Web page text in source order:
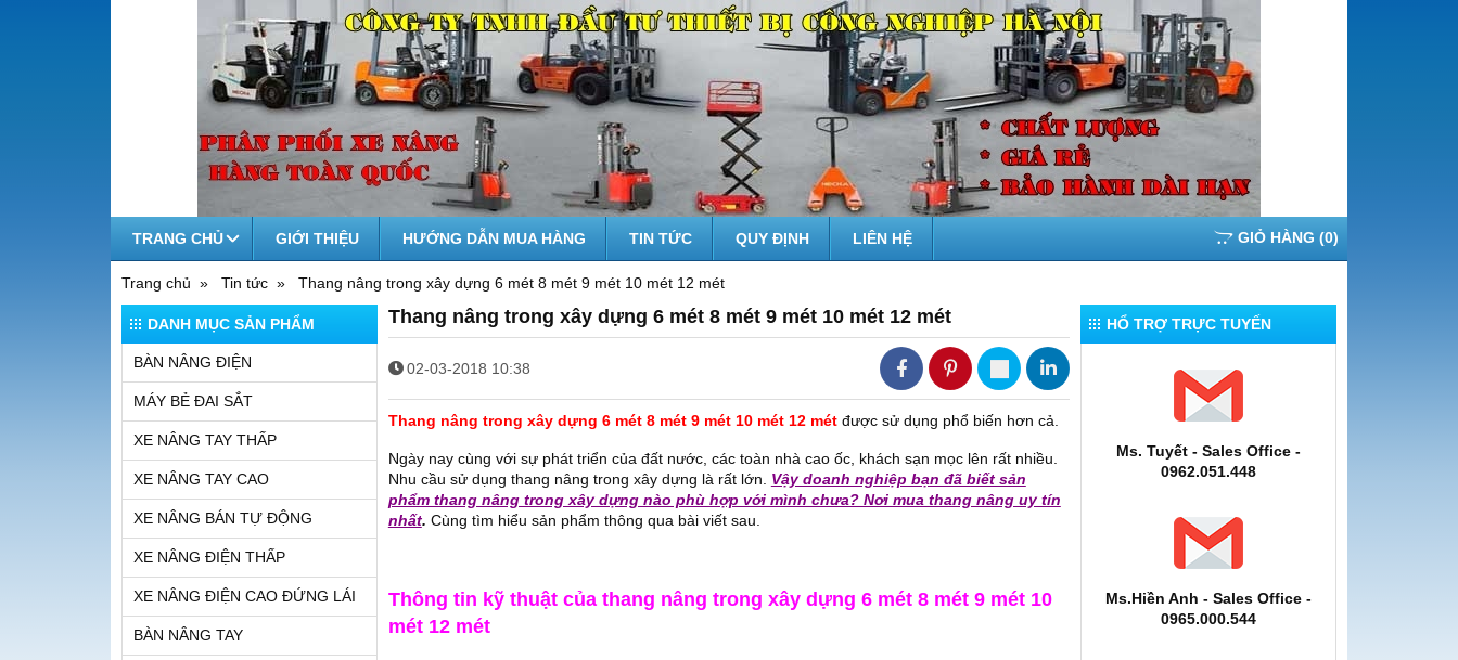
TRANG CHỦ GIỚI THIỆU HƯỚNG DẪN MUA HÀNG TIN TỨC QUY ĐỊNH LIÊN HỆ GIỎ HÀNG (0)
Trang chủ Tin tức Thang nâng trong xây dựng 6 mét 8 mét 9 mét 10 mét 12 mét
DANH MỤC SẢN PHẨM
BÀN NÂNG ĐIỆN
MÁY BẺ ĐAI SẮT
XE NÂNG TAY THẤP
XE NÂNG TAY CAO
XE NÂNG BÁN TỰ ĐỘNG
XE NÂNG ĐIỆN THẤP
XE NÂNG ĐIỆN CAO ĐỨNG LÁI
BÀN NÂNG TAY
Thang nâng trong xây dựng 6 mét 8 mét 9 mét 10 mét 12 mét
02-03-2018 10:38
Thang nâng trong xây dựng 6 mét 8 mét 9 mét 10 mét 12 métđược sử dụng phổ biến hơn cả.
Ngày nay cùng với sự phát triển của đất nước, các toàn nhà cao ốc, khách sạn mọc lên rất nhiều.
Nhu cầu sử dụng thang nâng trong xây dựng là rất lớn. Vậy doanh nghiệp bạn đã biết sản
phẩm thang nâng trong xây dựng nào phù hợp với mình chưa? Nơi mua thang nâng uy tín
nhất. Cùng tìm hiểu sản phẩm thông qua bài viết sau.
Thông tin kỹ thuật của thang nâng trong xây dựng 6 mét 8 mét 9 mét 10
mét 12 mét
HỔ TRỢ TRỰC TUYẾN
Ms. Tuyết - Sales Office -
0962.051.448
Ms.Hiền Anh - Sales Office -
0965.000.544